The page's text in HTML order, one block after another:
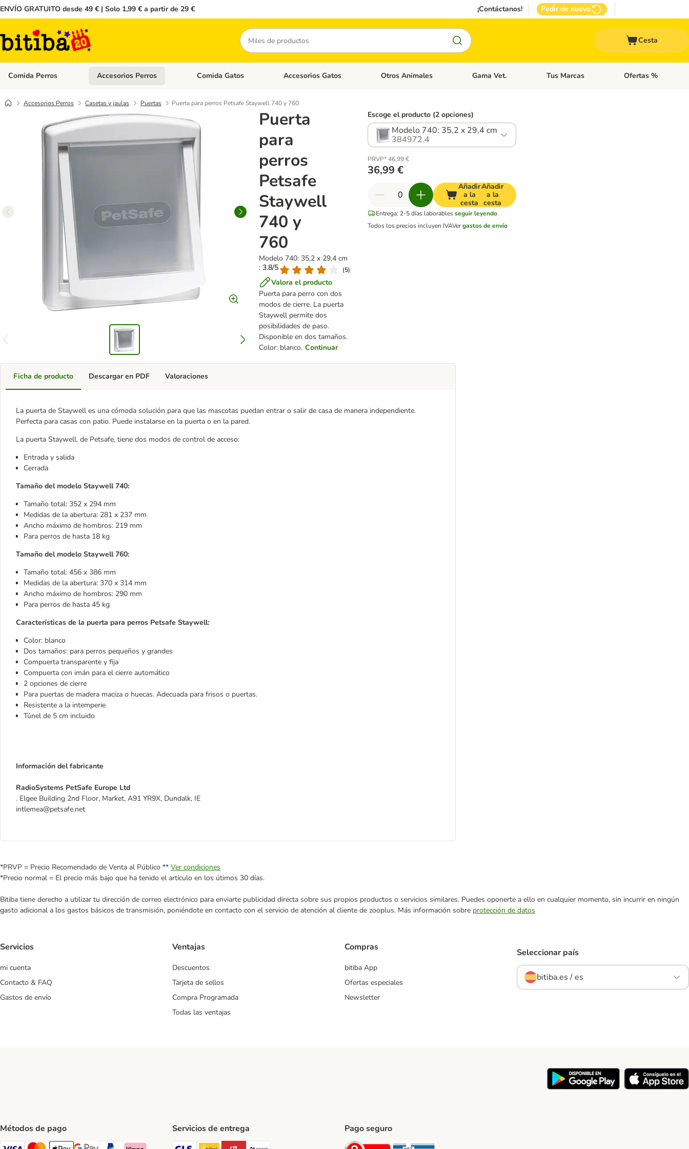
ENVÍO GRATUITO desde 49 € | Solo 1,99 € a partir de 29 € ¡Contáctanos! Pedir de nuevo
Buscar
Cesta
Comida Perros Menú de categoria abierto: Comida Perros
Accesorios Perros Menú de categoria abierto: Accesorios Perros
Comida Gatos Menú de categoria abierto: Comida Gatos
Accesorios Gatos Menú de categoria abierto: Accesorios Gatos
Otros Animales Menú de categoria abierto: Otros Animales
Gama Vet. Menú de categoria abierto: Gama Vet.
Tus Marcas Menú de categoria
Ofertas %
Accesorios Perros Casetas y jaulas Puertas Puerta para perros Petsafe Staywell 740 y 760
Puerta
para
perros
Petsafe
Staywell
740 y
760
Modelo 740: 35,2 x 29,4 cm
: 3.8/5
(5)
Valora el producto
Puerta para perro con dos
modos de cierre. La puerta
Staywell permite dos
posibilidades de paso.
Disponible en dos tamaños.
Color: blanco. Continuar
Escoge el producto (2 opciones)
Modelo 740: 35,2 x 29,4 cm
384972.4
PRVP* 46,99 €
36,99 €
Añadir
a la
cesta
Añadir
a la
cesta
Entrega: 2-5 días laborablesseguir leyendo
Todos los precios incluyen IVAVergastos de envío
Ficha de producto
La puerta de Staywell es una cómoda solución para que las mascotas puedan entrar o salir de casa de manera independiente.
Perfecta para casas con patio. Puede instalarse en la puerta o en la pared.
La puerta Staywell, de Petsafe, tiene dos modos de control de acceso:
Entrada y salida
Cerrada
Tamaño del modelo Staywell 740:
Tamaño total: 352 x 294 mm
Medidas de la abertura: 281 x 237 mm
Ancho máximo de hombros: 219 mm
Para perros de hasta 18 kg
Tamaño del modelo Staywell 760:
Tamaño total: 456 x 386 mm
Medidas de la abertura: 370 x 314 mm
Ancho máximo de hombros: 290 mm
Para perros de hasta 45 kg
Características de la puerta para perros Petsafe Staywell:
Color: blanco
Dos tamaños: para perros pequeños y grandes
Compuerta transparente y fija
Compuerta con imán para el cierre automático
2 opciones de cierre
Para puertas de madera maciza o huecas. Adecuada para frisos o puertas.
Resistente a la intemperie
Túnel de 5 cm incluido
Información del fabricante
RadioSystems PetSafe Europe Ltd
. Elgee Building 2nd Floor, Market, A91 YR9X, Dundalk, IE
intlemea@petsafe.net
Descargar en PDF Valoraciones
*PRVP = Precio Recomendado de Venta al Público ** Ver condiciones
*Precio normal = El precio más bajo que ha tenido el artículo en los útimos 30 días.
Bitiba tiene derecho a utilizar tu dirección de correo electrónico para enviarte publicidad directa sobre sus propios productos o servicios similares. Puedes oponerte a ello en cualquier momento, sin incurrir en ningún
gasto adicional a los gastos básicos de transmisión, poniéndote en contacto con el servicio de atención al cliente de zooplus. Más información sobre protección de datos
Servicios
mi cuenta
Contacto & FAQ
Gastos de envío
Ventajas
Descuentos
Tarjeta de sellos
Compra Programada
Todas las ventajas
Compras
bitiba App
Ofertas especiales
Newsletter
Seleccionar país
bitiba.es / es
Métodos de pago Servicios de entrega
GLS Shipping Method
InPost Shipping Method
CTTExpress Shipping Method
paack Shipping Method
Pago seguro
Security